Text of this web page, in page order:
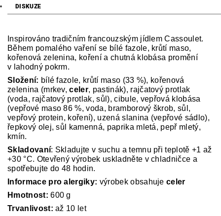
DISKUZE
Inspirováno tradičním francouzským jídlem Cassoulet.
Během pomalého vaření se bílé fazole, krůtí maso,
kořenová zelenina, koření a chutná klobása promění
v lahodný pokrm.
Složení: bílé fazole, krůtí maso (33 %), kořenová
zelenina (mrkev,celer, pastinák), rajčatový protlak
(voda, rajčatový protlak, sůl), cibule, vepřová klobása
(vepřové maso 86 %, voda, bramborový škrob, sůl,
vepřový protein, koření), uzená slanina (vepřové sádlo),
řepkový olej, sůl kamenná, paprika mletá, pepř mletý,
kmín.
Skladovaní: Skladujte v suchu a temnu při teplotě +1 až
+30 °C. Otevřený výrobek uskladněte v chladničce a
spotřebujte do 48 hodin.
Informace pro alergiky: výrobek obsahujeceler
Hmotnost:600 g
Trvanlivost:až 10 let